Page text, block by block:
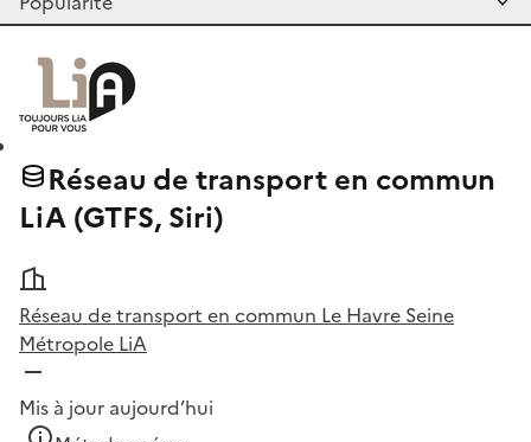
Réseau de transport en commun
LiA (GTFS, Siri)
Réseau de transport en commun Le Havre Seine
Métropole LiA
Mis à jour aujourd’hui